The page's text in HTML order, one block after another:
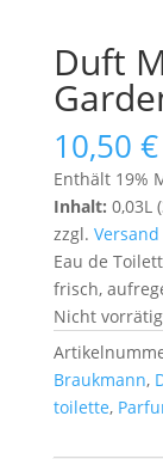
Duft
10,50 €
Enthält 19%
Inhalt: 0,03L (
zzgl. Versand
Eau de
frisch,
Nicht vorrätig
Braukmann,
toilette,